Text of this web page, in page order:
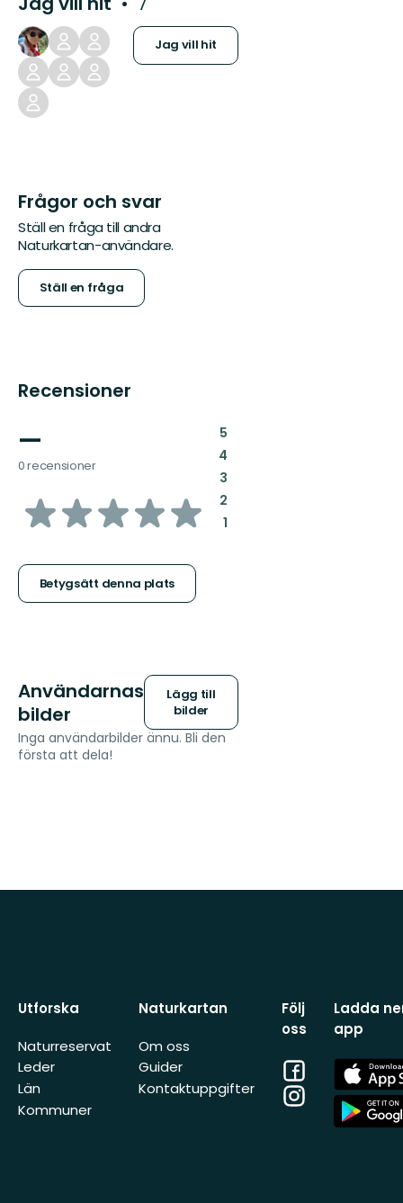
Jag vill hit
Frågor och svar
Ställ en fråga till andra
Naturkartan-användare.
Ställ en fråga
Recensioner
—
0 recensioner
av
stjärnor
Betygsätt denna plats
5:
4:
3:
2:
1:
Användarnas
bilder
Lägg till
bilder
Inga användarbilder ännu. Bli den
första att dela!
Utforska
Naturreservat
Leder
Län
Kommuner
Naturkartan
Om oss
Guider
Kontaktuppgifter
Följ
oss
Facebook
Instagram
Ladda
app
App
Store
App
Store